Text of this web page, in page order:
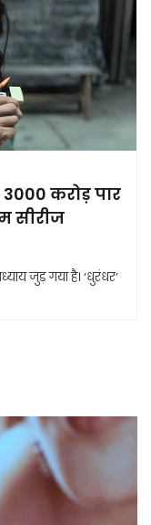
करोड़ पार
सीरीज
जुड़ गया है। ‘धुरंधर’